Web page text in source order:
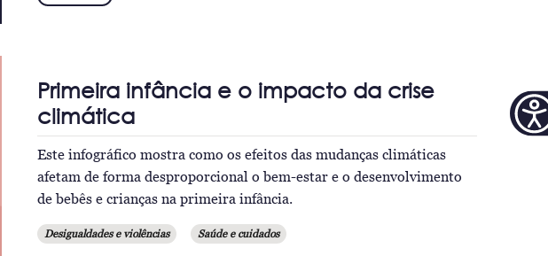
Primeira infância e o impacto da crise
climática
Este infográfico mostra como os efeitos das mudanças climáticas
afetam de forma desproporcional o bem-estar e o desenvolvimento
de bebês e crianças na primeira infância.
Desigualdades e violências Saúde e cuidados